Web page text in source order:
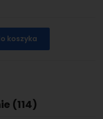
koszyka
(114)